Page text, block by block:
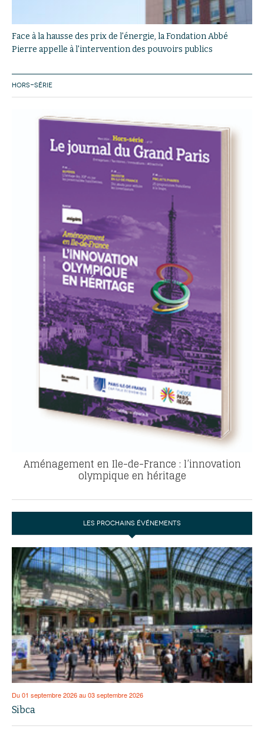
Face à la hausse des prix de l'énergie, la Fondation Abbé
Pierre appelle à l'intervention des pouvoirs publics
HORS-SÉRIE
Aménagement en Ile-de-France : l’innovation
olympique en héritage
LES PROCHAINS ÉVÉNEMENTS
Du 01 septembre 2026 au 03 septembre 2026
Sibca